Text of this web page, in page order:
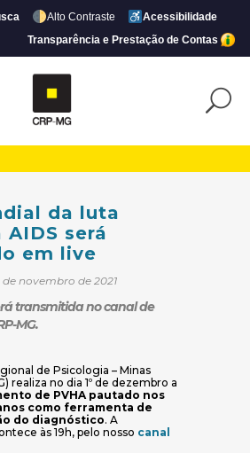
Alto Contraste
Acessibilidade
Transparência e Prestação de Contas
da luta
será
em live
novembro de 2021
transmitida no canal de
MG.
de Psicologia – Minas
realiza no dia 1º de dezembro a
de PVHA pautado nos
como ferramenta de
do diagnóstico. A
às 19h, pelo nosso canal